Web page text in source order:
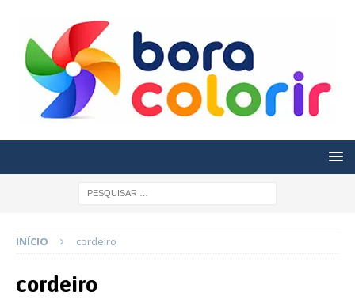
INÍCIO cordeiro
cordeiro